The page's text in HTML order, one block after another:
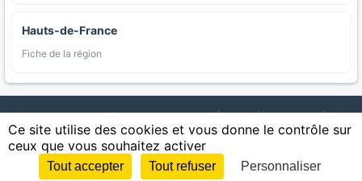
Hauts-de-France
Fiche de la région
AgriMap — Données agricoles ouvertes | Carte | Communes |
Appellations | Regions | Cultures | Zones protégées | Forets |
Littoral | Espaces naturels | Statistiques
| Confidentialite | CGU | CGV Cookies
Ce site utilise des cookies et vous donne le contrôle sur
ceux que vous souhaitez activer
Tout accepter Tout refuser Personnaliser